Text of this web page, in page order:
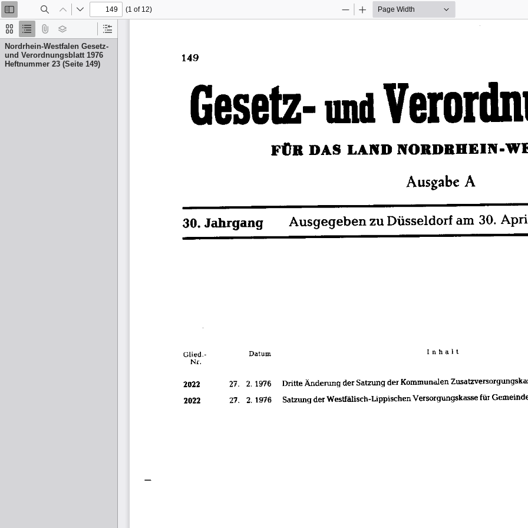
Thumbnails
Document
Outline
Attachments
Layers
Current
Item
Nordrhein-Westfalen Gesetz-
und Verordnungsblatt 1976
Heftnummer 23 (Seite 149)
Toggle
Sidebar
Previous
Next
(1 of 12)
Zoom
Zoom